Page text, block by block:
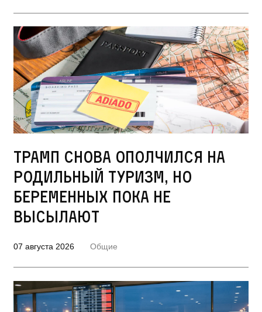
Трамп снова ополчился на
родильный туризм, но
беременных пока не
высылают
07 августа 2026 Общие